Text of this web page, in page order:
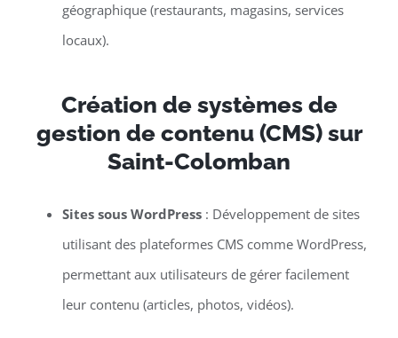
géographique (restaurants, magasins, services
locaux).
Création de systèmes de
gestion de contenu (CMS) sur
Saint-Colomban
Sites sous WordPress: Développement de sites
utilisant des plateformes CMS comme WordPress,
permettant aux utilisateurs de gérer facilement
leur contenu (articles, photos, vidéos).